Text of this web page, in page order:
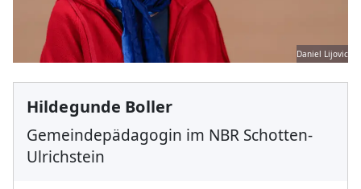
Daniel Lijovic
Hildegunde Boller
Gemeindepädagogin im NBR Schotten-
Ulrichstein